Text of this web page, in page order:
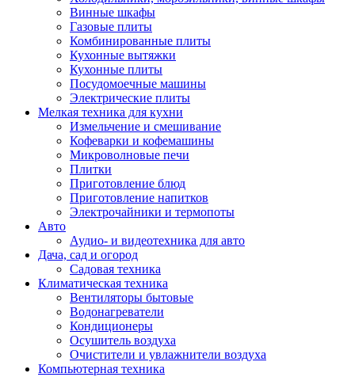
Винные шкафы
Газовые плиты
Комбинированные плиты
Кухонные вытяжки
Кухонные плиты
Посудомоечные машины
Электрические плиты
Мелкая техника для кухни
Измельчение и смешивание
Кофеварки и кофемашины
Микроволновые печи
Плитки
Приготовление блюд
Приготовление напитков
Электрочайники и термопоты
Авто
Аудио- и видеотехника для авто
Дача, сад и огород
Садовая техника
Климатическая техника
Вентиляторы бытовые
Водонагреватели
Кондиционеры
Осушитель воздуха
Очистители и увлажнители воздуха
Компьютерная техника